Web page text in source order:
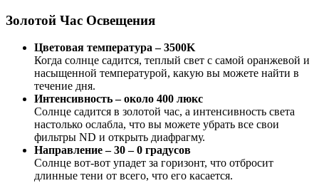
Золотой Час Освещения
Цветовая температура – 3500K
Когда солнце садится, теплый свет с самой оранжевой и
насыщенной температурой, какую вы можете найти в
течение дня.
Интенсивность – около 400 люкс
Солнце садится в золотой час, а интенсивность света
настолько ослабла, что вы можете убрать все свои
фильтры ND и открыть диафрагму.
Направление – 30 – 0 градусов
Солнце вот-вот упадет за горизонт, что отбросит
длинные тени от всего, что его касается.